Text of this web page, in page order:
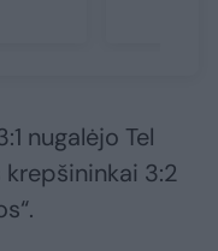
nugalėjo Tel
krepšininkai 3:2